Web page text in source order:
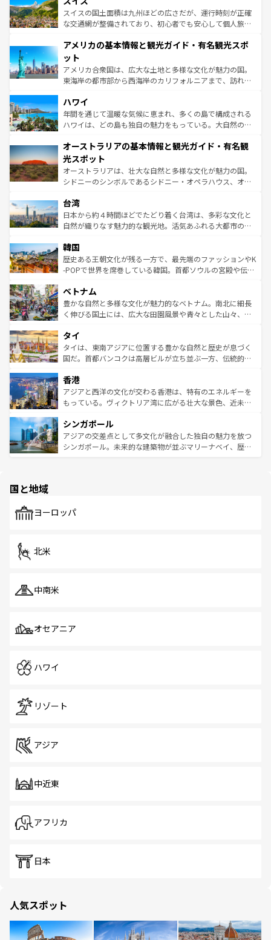
を参照してほしい。
ドイツ情報はコンテンツ一覧を参照してほしい。
ティー、ビール好きにはたまらない英国パブ、サッカー観
戦など、本場だからこそできる体験も豊富。イギリスを旅
ンツ一覧を参照してほしい。
スイスの国土面積は九州ほどの広さだが、運行時刻が正確
な交通網が整備されており、初心者でも安心して個人旅行
の建物がそのまま残る町や、スイスならではのユニークな
博物館もあり、アルプス観光だけでなく町歩きも満喫する
ことができる。国民の所得が高いため物価も高いが、旅行
者向けの交通パス提供のサービスもあり、うまく活用すれ
着のスイス情報は
アメリカの基本情報と観光ガイド・有名観光スポ
ット
アメリカ合衆国は、広大な土地と多様な文化が魅力の国。
東海岸の都市部から西海岸のカリフォルニアまで、訪れる
のような巨大都市は、観光、ショッピング、エンターテイ
ンメントが詰まった刺激的なスポットだ。一方、アメリカ
西部には大自然が広がり、グランドキャニオンやイエロー
部のニューオーリンズでは、音楽と美食が融合した独特の
文化が魅力。旅行者はアメリカの各地域で異なる魅力を楽
しみながら、その多様性と豊かな歴史を感じることができ
るだろう。車でのロードトリップや列車の旅も、アメリカ
情報は
ハワイ
年間を通じて温暖な気候に恵まれ、多くの島で構成される
ハワイは、どの島も独自の魅力をもっている。大自然の神
ワイ島は見逃せない。また、定番の観光地といえばオアフ
島だが、静かな自然を求めるならマウイ島やカウアイ島が
おすすめ。エメラルドグリーンに輝く海をはじめ、豊かな
文化や歴史が息づいている。「アロハスピリット」と呼ば
人々、おいしいローカルフードやハワイアンミュージッ
ク、伝統的なフラダンスなど、すべてがハワイの魅力を彩
っている。訪れるたびに新しい発見と感動が待っているハ
はコンテンツ一覧
オーストラリアの基本情報と観光ガイド・有名観
光スポット
オーストラリアは、壮大な自然と多様な文化が魅力の国。
シドニーのシンボルであるシドニー・オペラハウス、オー
リアリーフや大陸中央部にそびえるウルル（エアーズロッ
ク）、タスマニアの美しい原生林やケアンズの熱帯雨林な
ど、見どころがたくさん。また、カフェやワイン、オージ
いる。アクティビティも充実しており、サーフィンやダイ
ビング、ハイキングなど、アウトドア好きにはたまらな
い。オーストラリアの多彩な魅力を存分に味わいつくそ
参照してほしい。
台湾
日本から約４時間ほどでたどり着く台湾は、多彩な文化と
自然が織りなす魅力的な観光地。活気あふれる大都市の台
ン）、静ひつな山岳地帯である台湾東部など、都市の喧騒
と山間の静けさが共存しており、訪れる人に新しい発見と
驚きをもたらしてくれる。また、奥深い台湾の食文化も魅
容にもいいと評判のスイーツなど、バラエティ豊かな料理
が味わえる。 なお、新着の台湾情報は コンテンツ一覧を参
照してほしい。
韓国
歴史ある王朝文化が残る一方で、最先端のファッションやK
-POPで世界を席巻している韓国。首都ソウルの宮殿や伝統
き、地方に足を延ばせば四季折々の自然美を楽しむことが
できる。そして、キムチや焼肉、絶品のストリートフード
まで、さまざまな韓国料理が待っている。夜には、韓国な
リティに包まれながら、韓国の多彩な魅力を心ゆくまで味
わってみてほしい。 なお、新着の韓国情報はコンテンツ一
覧を参照してほしい。
ベトナム
豊かな自然と多様な文化が魅力的なベトナム。南北に細長
く伸びる国土には、広大な田園風景や青々とした山々、世
急速な発展と共に伝統が息づく。ハノイの古い町並みやホ
ーチミン市のフランス統治時代の建物も、独特の雰囲気を
醸し出している。また、バラエティの豊かさとおいしさで
とつ。フォーやバインミー、ベトナムコーヒーなどは、ぜ
ひ現地で味わいたい。どの地域を訪れてもあたたかい人々
が旅行者を迎えてくれるので、きっと忘れられない旅にな
参照してほしい。
タイ
タイは、東南アジアに位置する豊かな自然と歴史が息づく
国だ。首都バンコクは高層ビルが立ち並ぶ一方、伝統的な
の活気が交差している。北部ではチェンマイなどの山岳地
帯で自然と触れ合い、南部ではプーケットやクラビの美し
いビーチでリゾート気分を楽しむことができる。タイ料理
激する。気候は一年中温暖で、どの季節にも異なる楽しみ
が待っている。親しみやすいタイの人々、仏教を中心とし
た文化、そして多様な観光資源が、訪れる旅人を魅了し続
香港
アジアと西洋の文化が交わる香港は、特有のエネルギーを
もっている。ヴィクトリア湾に広がる壮大な景色、近未来
み、どこを訪れても感動するはず。観光スポットが密集し
ており、効率よく見どころを回れるのも魅力。息をのむよ
うな絶景から文化的な体験まで、香港を存分に楽しみ尽く
シンガポール
アジアの交差点として多文化が融合した独自の魅力を放つ
シンガポール。未来的な建築物が並ぶマリーナベイ、歴史
で、ホーカーズは地元の風情を楽しめる外せないスポット
国と地域
ヨーロッパ
北米
中南米
オセアニア
ハワイ
リゾート
アジア
中近東
アフリカ
日本
人気スポット